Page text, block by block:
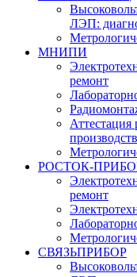
ЛЭП:
МНИПИ
ремонт
Аттестация
РОСТОК-
ремонт
СВЯЗЬПРИБОР